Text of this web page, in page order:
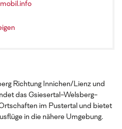
Richtung Innichen/Lienz und
das Gsiesertal-Welsberg-
im Pustertal und bietet
in die nähere Umgebung.